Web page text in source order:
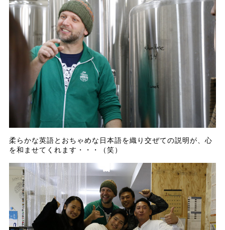
柔らかな英語とおちゃめな日本語を織り交ぜての説明が、心
を和ませてくれます・・・（笑）